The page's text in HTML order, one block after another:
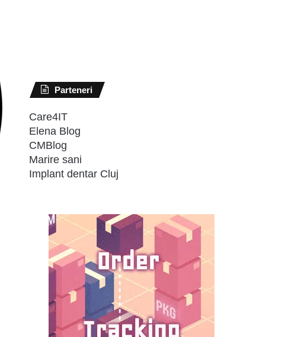
Parteneri
Care4IT
Elena Blog
CMBlog
Marire sani
Implant dentar Cluj